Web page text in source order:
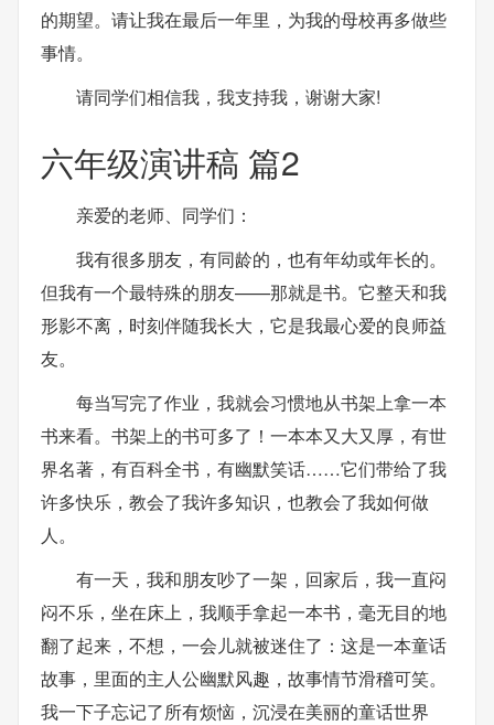
的期望。请让我在最后一年里，为我的母校再多做些
事情。
请同学们相信我，我支持我，谢谢大家!
六年级演讲稿 篇2
亲爱的老师、同学们：
我有很多朋友，有同龄的，也有年幼或年长的。
但我有一个最特殊的朋友——那就是书。它整天和我
形影不离，时刻伴随我长大，它是我最心爱的良师益
友。
每当写完了作业，我就会习惯地从书架上拿一本
书来看。书架上的书可多了！一本本又大又厚，有世
界名著，有百科全书，有幽默笑话……它们带给了我
许多快乐，教会了我许多知识，也教会了我如何做
人。
有一天，我和朋友吵了一架，回家后，我一直闷
闷不乐，坐在床上，我顺手拿起一本书，毫无目的地
翻了起来，不想，一会儿就被迷住了：这是一本童话
故事，里面的主人公幽默风趣，故事情节滑稽可笑。
我一下子忘记了所有烦恼，沉浸在美丽的童话世界